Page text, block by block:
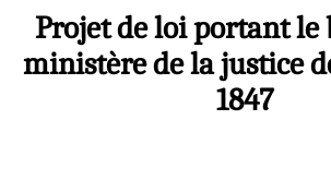
Projet de loi portant le
ministère de la justice
1847